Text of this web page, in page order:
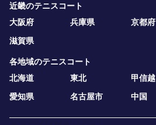
近畿のテニスコート
大阪府
兵庫県 京都府
滋賀県
各地域のテニスコート
北海道
東北 甲信越
愛知県
名古屋市 中国